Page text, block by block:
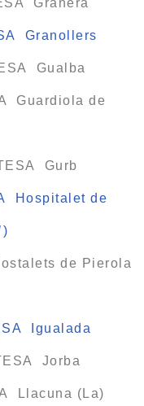
Granera
Granollers
Gualba
Guardiola de
Gurb
Hospitalet de
de Pierola
Igualada
Jorba
Llacuna (La)